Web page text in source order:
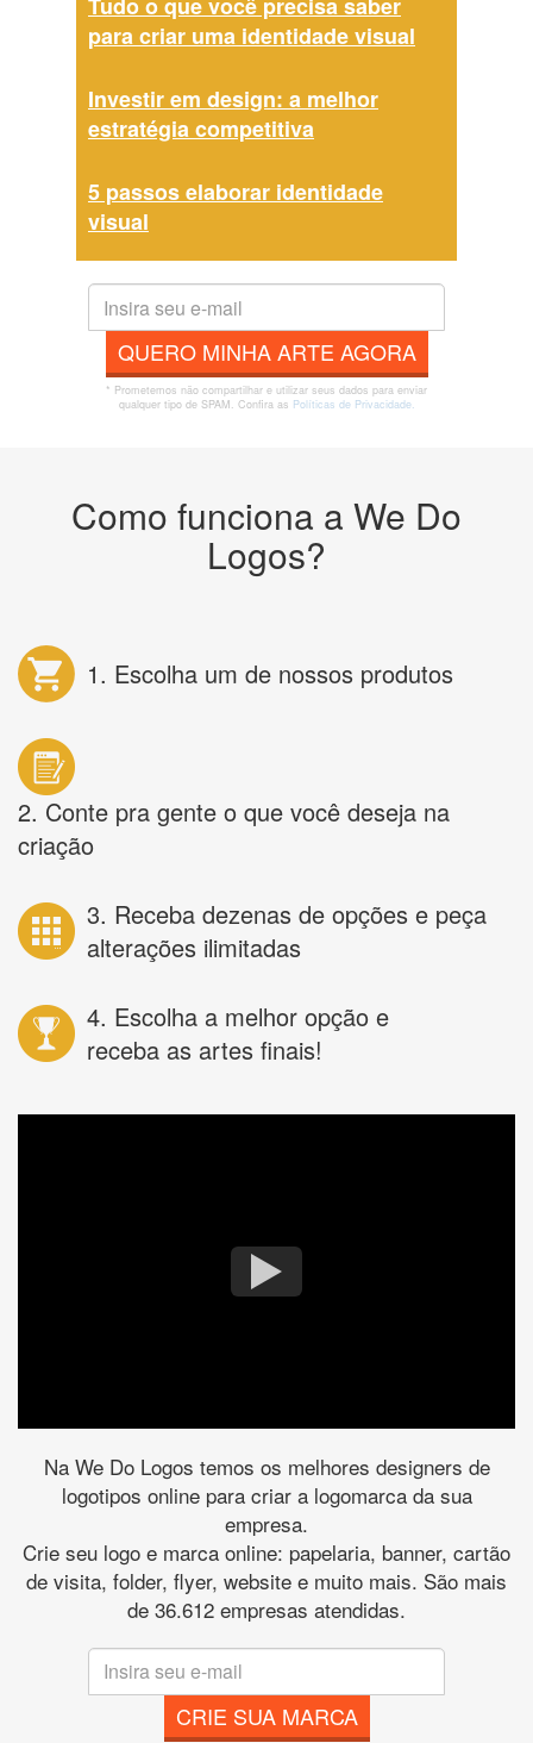
para criar uma identidade visual
Investir em design: a melhor
estratégia competitiva
5 passos elaborar identidade
visual
QUERO MINHA ARTE AGORA
* Prometemos não compartilhar e utilizar seus dados para enviar
qualquer tipo de SPAM. Confira as Políticas de Privacidade.
Como funciona a We Do
Logos?
1. Escolha um de nossos produtos
2. Conte pra gente o que você deseja na
criação
3. Receba dezenas de opções e peça
alterações ilimitadas
4. Escolha a melhor opção e
receba as artes finais!
Na We Do Logos temos os melhores designers de
logotipos online para criar a logomarca da sua
empresa.
Crie seu logo e marca online: papelaria, banner, cartão
de visita, folder, flyer, website e muito mais. São mais
de 36.612 empresas atendidas.
CRIE SUA MARCA